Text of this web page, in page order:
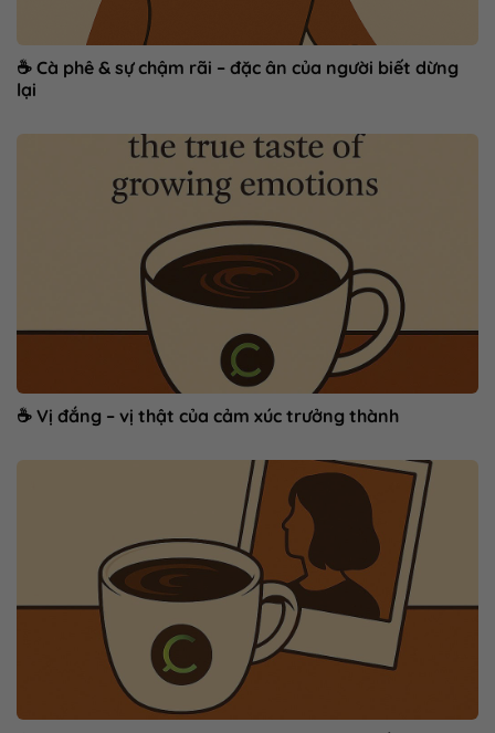
☕ Cà phê & sự chậm rãi – đặc ân của người biết dừng
lại
☕ Vị đắng – vị thật của cảm xúc trưởng thành